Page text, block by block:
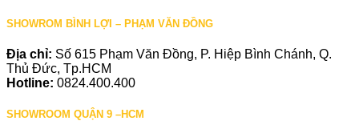
SHOWROM BÌNH LỢI – PHẠM VĂN ĐỒNG
Địa chỉ: Số 615 Phạm Văn Đồng, P. Hiệp Bình Chánh, Q.
Thủ Đức, Tp.HCM
Hotline: 0824.400.400
SHOWROOM QUẬN 9 –HCM